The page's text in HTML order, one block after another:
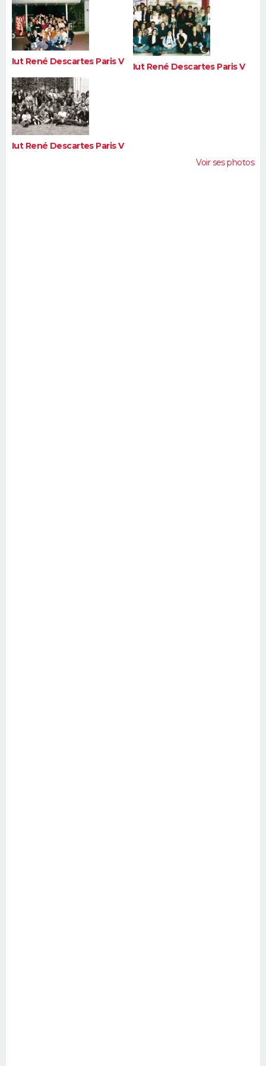
FORUM
Bricolage
Lifestyle
Culture
Sport
Auto
Television
Voyage
Cinema
Iut René Descartes Paris V Iut René Descartes Paris V
Iut René Descartes Paris V
Voir ses photos